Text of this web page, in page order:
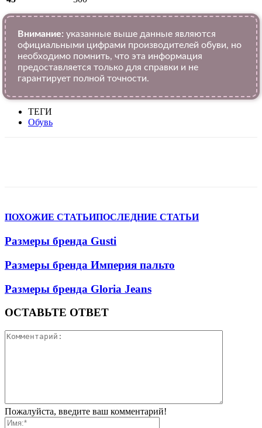
Внимание: указанные выше данные являются
официальными цифрами производителей обуви, но
необходимо помнить, что эта информация
предоставляется только для справки и не
гарантирует полной точности.
ТЕГИ
Обувь
ПОХОЖИЕ СТАТЬИПОСЛЕДНИЕ СТАТЬИ
Размеры бренда Gusti
Размеры бренда Империя пальто
Размеры бренда Gloria Jeans
ОСТАВЬТЕ ОТВЕТ
Пожалуйста, введите ваш комментарий!